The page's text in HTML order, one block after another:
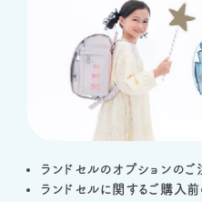
ランドセルのオプションのご
ランドセルに関するご購入